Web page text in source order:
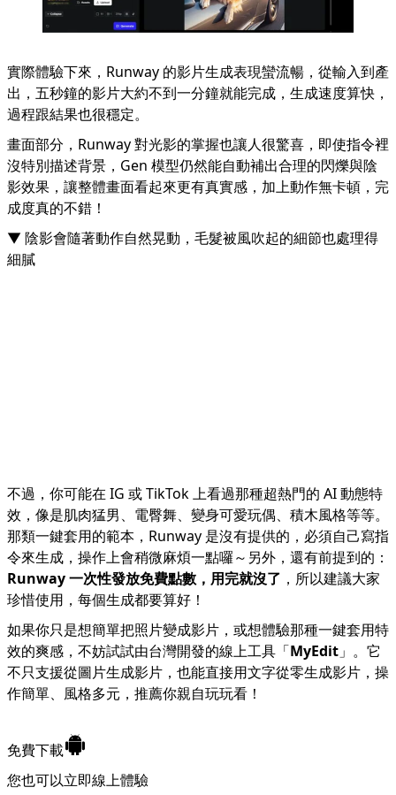
實際體驗下來，Runway 的影片生成表現蠻流暢，從輸入到產
出，五秒鐘的影片大約不到一分鐘就能完成，生成速度算快，
過程跟結果也很穩定。
畫面部分，Runway 對光影的掌握也讓人很驚喜，即使指令裡
沒特別描述背景，Gen 模型仍然能自動補出合理的閃爍與陰
影效果，讓整體畫面看起來更有真實感，加上動作無卡頓，完
成度真的不錯！
▼ 陰影會隨著動作自然晃動，毛髮被風吹起的細節也處理得
細膩
不過，你可能在 IG 或 TikTok 上看過那種超熱門的 AI 動態特
效，像是肌肉猛男、電臀舞、變身可愛玩偶、積木風格等等。
那類一鍵套用的範本，Runway 是沒有提供的，必須自己寫指
令來生成，操作上會稍微麻煩一點囉～另外，還有前提到的：
Runway 一次性發放免費點數，用完就沒了 ，所以建議大家
珍惜使用，每個生成都要算好！
如果你只是想簡單把照片變成影片，或想體驗那種一鍵套用特
效的爽感，不妨試試由台灣開發的線上工具「MyEdit 」。它
不只支援從圖片生成影片，也能直接用文字從零生成影片，操
作簡單、風格多元，推薦你親自玩玩看！
免費下載
您也可以立即線上體驗